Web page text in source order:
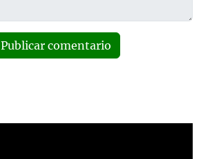
Publicar comentario